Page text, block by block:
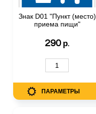
Знак D01 "Пункт (место)
приема пищи"
290 р.
ПАРАМЕТРЫ